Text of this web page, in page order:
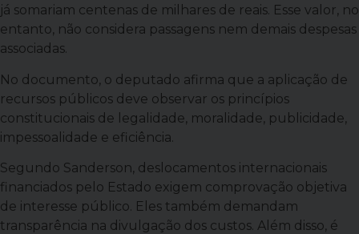
já somariam centenas de milhares de reais. Esse valor, no
entanto, não considera passagens nem demais despesas
associadas.
No documento, o deputado afirma que a aplicação de
recursos públicos deve observar os princípios
constitucionais de legalidade, moralidade, publicidade,
impessoalidade e eficiência.
Segundo Sanderson, deslocamentos internacionais
financiados pelo Estado exigem comprovação objetiva
de interesse público. Eles também demandam
transparência na divulgação dos custos. Além disso, é